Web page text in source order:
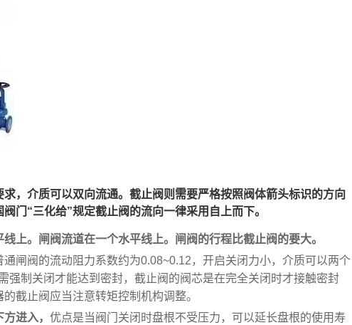
，介质可以双向流通。截止阀则需要严格按照阀体箭头标识的方向
门“三化给”规定截止阀的流向一律采用自上而下。
上。闸阀流道在一个水平线上。闸阀的行程比截止阀的要大。
闸阀的流动阻力系数约为0.08~0.12，开启关闭力小，介质可以两个
强制关闭才能达到密封，截止阀的阀芯是在完全关闭时才接触密封
截止阀应当注意转矩控制机构调整。
方进入，优点是当阀门关闭时盘根不受压力，可以延长盘根的使用寿